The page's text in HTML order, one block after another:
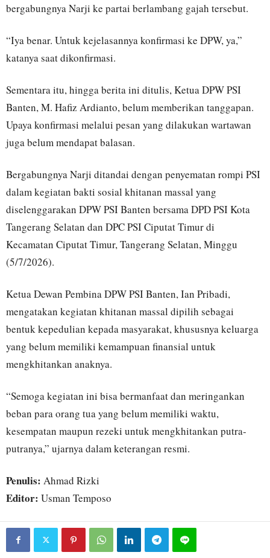
bergabungnya Narji ke partai berlambang gajah tersebut.
“Iya benar. Untuk kejelasannya konfirmasi ke DPW, ya,”
katanya saat dikonfirmasi.
Sementara itu, hingga berita ini ditulis, Ketua DPW PSI
Banten, M. Hafiz Ardianto, belum memberikan tanggapan.
Upaya konfirmasi melalui pesan yang dilakukan wartawan
juga belum mendapat balasan.
Bergabungnya Narji ditandai dengan penyematan rompi PSI
dalam kegiatan bakti sosial khitanan massal yang
diselenggarakan DPW PSI Banten bersama DPD PSI Kota
Tangerang Selatan dan DPC PSI Ciputat Timur di
Kecamatan Ciputat Timur, Tangerang Selatan, Minggu
(5/7/2026).
Ketua Dewan Pembina DPW PSI Banten, Ian Pribadi,
mengatakan kegiatan khitanan massal dipilih sebagai
bentuk kepedulian kepada masyarakat, khususnya keluarga
yang belum memiliki kemampuan finansial untuk
mengkhitankan anaknya.
“Semoga kegiatan ini bisa bermanfaat dan meringankan
beban para orang tua yang belum memiliki waktu,
kesempatan maupun rezeki untuk mengkhitankan putra-
putranya,” ujarnya dalam keterangan resmi.
Penulis: Ahmad Rizki
Editor: Usman Temposo